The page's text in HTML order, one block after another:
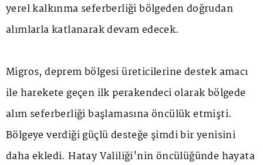
yerel kalkınma seferberliği bölgeden doğrudan
alımlarla katlanarak devam edecek.
Migros, deprem bölgesi üreticilerine destek amacı
ile harekete geçen ilk perakendeci olarak bölgede
alım seferberliği başlamasına öncülük etmişti.
Bölgeye verdiği güçlü desteğe şimdi bir yenisini
daha ekledi. Hatay Valiliği'nin öncülüğünde hayata